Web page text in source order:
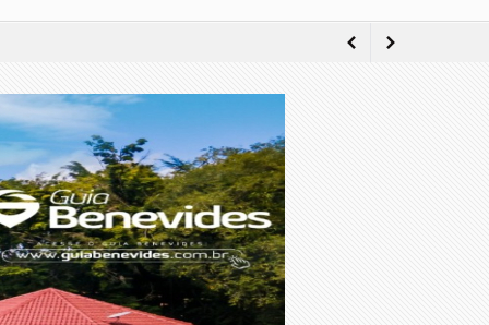
do Simineral consolida-se como o